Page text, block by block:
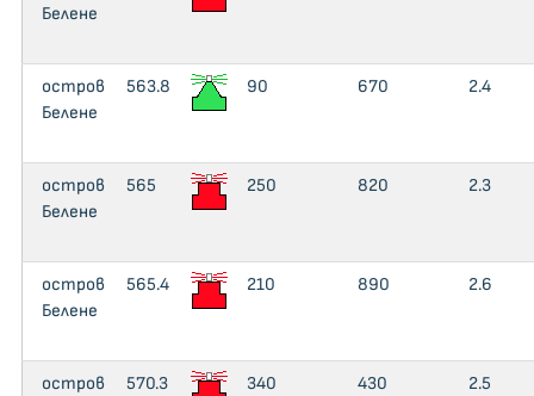
Белене
остров
Белене
563.8 90 670 2.4
остров
Белене
565 250 820 2.3
остров
Белене
565.4 210 890 2.6
остров
570.3 340 430 2.5